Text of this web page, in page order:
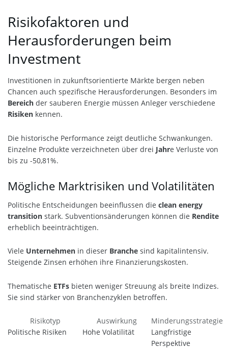
Risikofaktoren und
Herausforderungen beim
Investment
Investitionen in zukunftsorientierte Märkte bergen neben
Chancen auch spezifische Herausforderungen. Besonders im
Bereich der sauberen Energie müssen Anleger verschiedene
Risiken kennen.
Die historische Performance zeigt deutliche Schwankungen.
Einzelne Produkte verzeichneten über drei Jahre Verluste von
bis zu -50,81%.
Mögliche Marktrisiken und Volatilitäten
Politische Entscheidungen beeinflussen die clean energy
transition stark. Subventionsänderungen können die Rendite
erheblich beeinträchtigen.
Viele Unternehmen in dieser Branche sind kapitalintensiv.
Steigende Zinsen erhöhen ihre Finanzierungskosten.
Thematische ETFs bieten weniger Streuung als breite Indizes.
Sie sind stärker von Branchenzyklen betroffen.
Risikotyp Auswirkung
Minderungsstrategie
Politische Risiken
Hohe Volatilität
Langfristige
Perspektive